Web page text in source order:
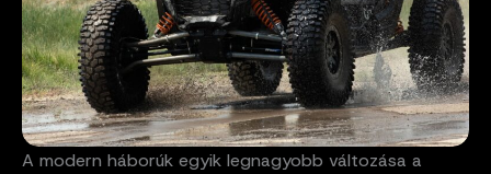
A modern háborúk egyik legnagyobb változása a